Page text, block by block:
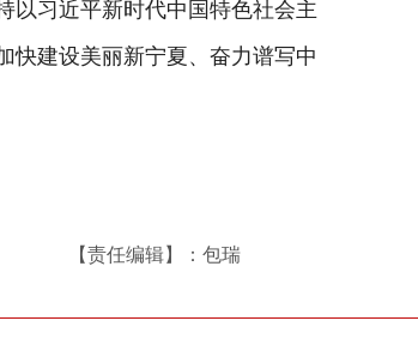
习近平新时代中国特色社会主
快建设美丽新宁夏、奋力谱写中
【责任编辑】：包瑞